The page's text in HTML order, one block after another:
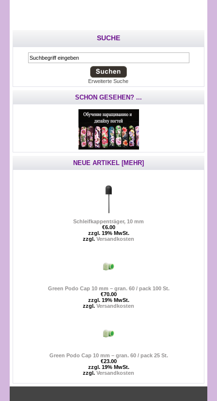
SUCHE
Erweiterte Suche
SCHON GESEHEN? ...
NEUE ARTIKEL [MEHR]
Schleifkappenträger, 10 mm
€6.00
zzgl. 19% MwSt.
zzgl. Versandkosten
Green Podo Cap 10 mm – gran. 60 / pack 100 St.
€70.00
zzgl. 19% MwSt.
zzgl. Versandkosten
Green Podo Cap 10 mm – gran. 60 / pack 25 St.
€23.00
zzgl. 19% MwSt.
zzgl. Versandkosten